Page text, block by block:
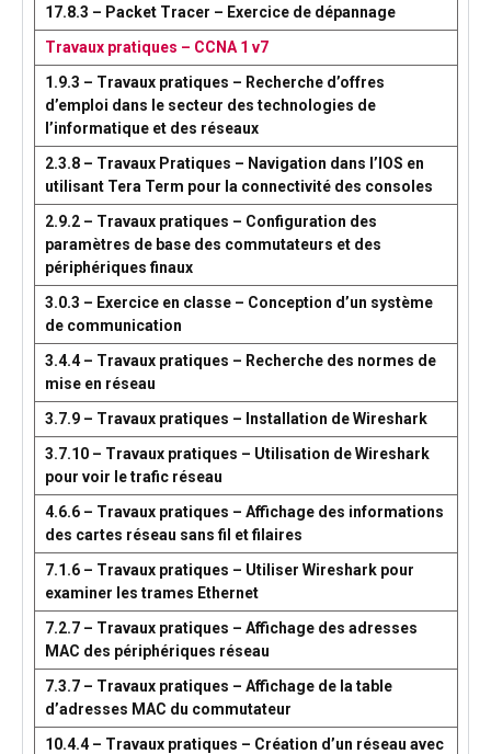
17.8.3 – Packet Tracer – Exercice de dépannage
Travaux pratiques – CCNA 1 v7
1.9.3 – Travaux pratiques – Recherche d’offres
d’emploi dans le secteur des technologies de
l’informatique et des réseaux
2.3.8 – Travaux Pratiques – Navigation dans l’IOS en
utilisant Tera Term pour la connectivité des consoles
2.9.2 – Travaux pratiques – Configuration des
paramètres de base des commutateurs et des
périphériques finaux
3.0.3 – Exercice en classe – Conception d’un système
de communication
3.4.4 – Travaux pratiques – Recherche des normes de
mise en réseau
3.7.9 – Travaux pratiques – Installation de Wireshark
3.7.10 – Travaux pratiques – Utilisation de Wireshark
pour voir le trafic réseau
4.6.6 – Travaux pratiques – Affichage des informations
des cartes réseau sans fil et filaires
7.1.6 – Travaux pratiques – Utiliser Wireshark pour
examiner les trames Ethernet
7.2.7 – Travaux pratiques – Affichage des adresses
MAC des périphériques réseau
7.3.7 – Travaux pratiques – Affichage de la table
d’adresses MAC du commutateur
10.4.4 – Travaux pratiques – Création d’un réseau avec